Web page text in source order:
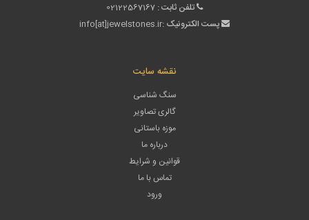
تلفن ثابت : 02122567167
پست الکترونیک :info[at]jewelstones.ir
نقشه سایت
سنگ شناسی
گالری تصاویر
موزه باستانی
درباره ما
قوانین و شرایط
تماس با ما
ورود